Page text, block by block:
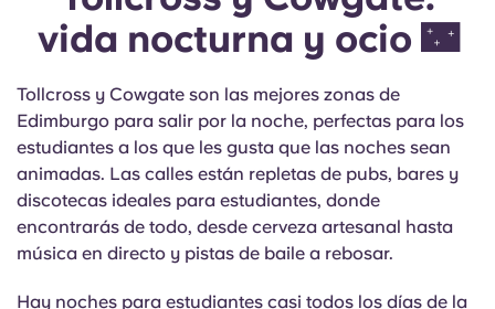
vida nocturna y ocio 🌃
Tollcross y Cowgate son las mejores zonas de
Edimburgo para salir por la noche, perfectas para los
estudiantes a los que les gusta que las noches sean
animadas. Las calles están repletas de pubs, bares y
discotecas ideales para estudiantes, donde
encontrarás de todo, desde cerveza artesanal hasta
música en directo y pistas de baile a rebosar.
Hay noches para estudiantes casi todos los días de la